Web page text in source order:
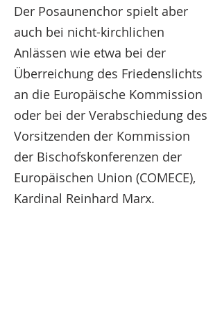
Der Posaunenchor spielt aber
auch bei nicht-kirchlichen
Anlässen wie etwa bei der
Überreichung des Friedenslichts
an die Europäische Kommission
oder bei der Verabschiedung des
Vorsitzenden der Kommission
der Bischofskonferenzen der
Europäischen Union (COMECE),
Kardinal Reinhard Marx.